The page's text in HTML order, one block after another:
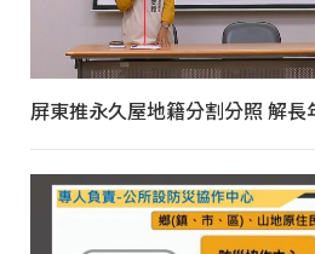
屏東推永久屋地籍分割分照 解長